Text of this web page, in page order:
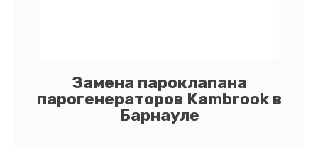
Замена пароклапана
парогенераторов Kambrook в
Барнауле